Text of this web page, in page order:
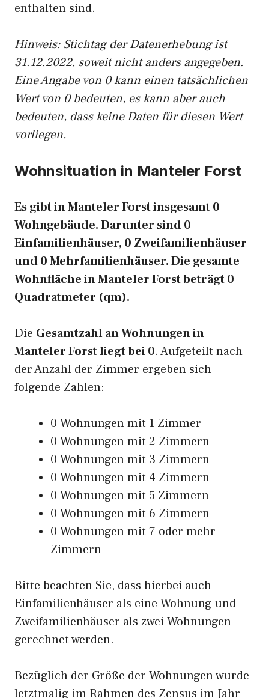
enthalten sind.
Hinweis: Stichtag der Datenerhebung ist
31.12.2022, soweit nicht anders angegeben.
Eine Angabe von 0 kann einen tatsächlichen
Wert von 0 bedeuten, es kann aber auch
bedeuten, dass keine Daten für diesen Wert
vorliegen.
Wohnsituation in Manteler Forst
Es gibt in Manteler Forst insgesamt 0
Wohngebäude. Darunter sind 0
Einfamilienhäuser, 0 Zweifamilienhäuser
und 0 Mehrfamilienhäuser. Die gesamte
Wohnfläche in Manteler Forst beträgt 0
Quadratmeter (qm).
Die Gesamtzahl an Wohnungen in
Manteler Forst liegt bei 0. Aufgeteilt nach
der Anzahl der Zimmer ergeben sich
folgende Zahlen:
0 Wohnungen mit 1 Zimmer
0 Wohnungen mit 2 Zimmern
0 Wohnungen mit 3 Zimmern
0 Wohnungen mit 4 Zimmern
0 Wohnungen mit 5 Zimmern
0 Wohnungen mit 6 Zimmern
0 Wohnungen mit 7 oder mehr
Zimmern
Bitte beachten Sie, dass hierbei auch
Einfamilienhäuser als eine Wohnung und
Zweifamilienhäuser als zwei Wohnungen
gerechnet werden.
Bezüglich der Größe der Wohnungen wurde
letztmalig im Rahmen des Zensus im Jahr